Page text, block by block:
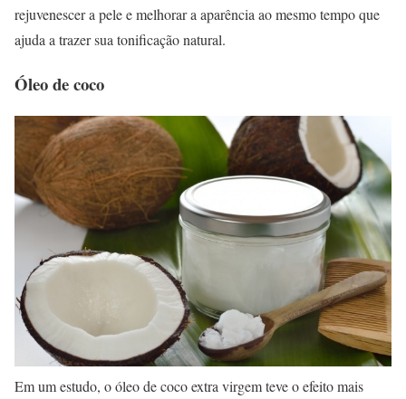
rejuvenescer a pele e melhorar a aparência ao mesmo tempo que
ajuda a trazer sua tonificação natural.
Óleo de coco
Em um estudo, o óleo de coco extra virgem teve o efeito mais